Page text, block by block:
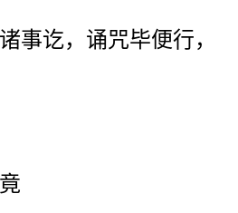
事讫，诵咒毕便行，